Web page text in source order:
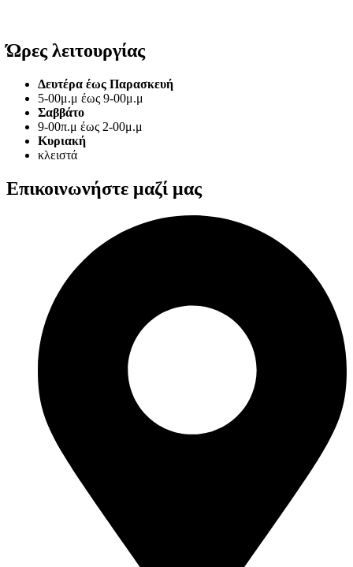
Ώρες λειτουργίας
Δευτέρα έως Παρασκευή
5-00μ.μ έως 9-00μ.μ
Σαββάτο
9-00π.μ έως 2-00μ.μ
Κυριακή
κλειστά
Επικοινωνήστε μαζί μας